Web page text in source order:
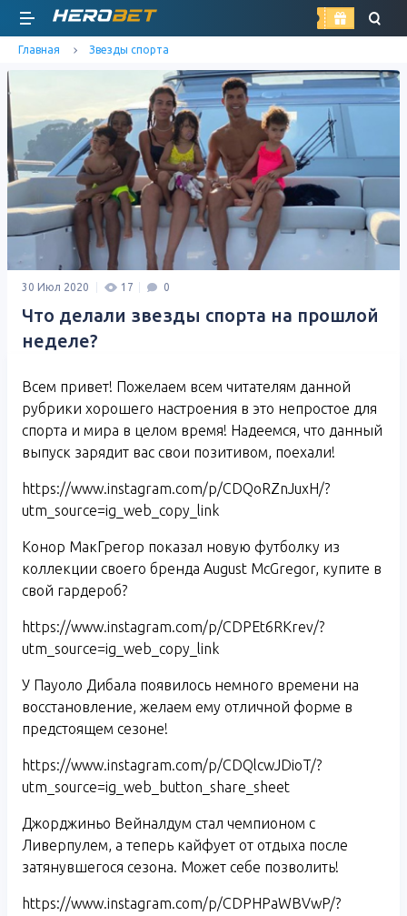
найти
Главная Звезды спорта
30 Июл 2020 17 0
Что делали звезды спорта на прошлой
неделе?
Всем привет! Пожелаем всем читателям данной
рубрики хорошего настроения в это непростое для
спорта и мира в целом время! Надеемся, что данный
выпуск зарядит вас свои позитивом, поехали!
https://www.instagram.com/p/CDQoRZnJuxH/?
utm_source=ig_web_copy_link
Конор МакГрегор показал новую футболку из
коллекции своего бренда August McGregor, купите в
свой гардероб?
https://www.instagram.com/p/CDPEt6RKrev/?
utm_source=ig_web_copy_link
У Пауоло Дибала появилось немного времени на
восстановление, желаем ему отличной форме в
предстоящем сезоне!
https://www.instagram.com/p/CDQlcwJDioT/?
utm_source=ig_web_button_share_sheet
Джорджиньо Вейналдум стал чемпионом с
Ливерпулем, а теперь кайфует от отдыха после
затянувшегося сезона. Может себе позволить!
https://www.instagram.com/p/CDPHPaWBVwP/?